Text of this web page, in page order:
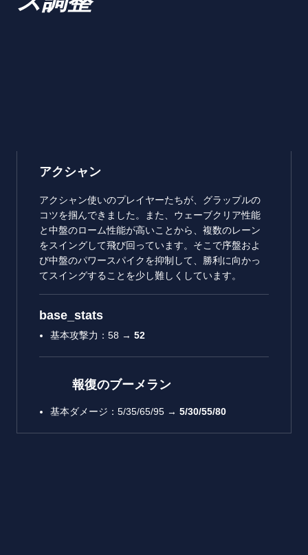
アクシャン
アクシャン使いのプレイヤーたちが、グラップルの
コツを掴んできました。また、ウェーブクリア性能
と中盤のローム性能が高いことから、複数のレーン
をスイングして飛び回っています。そこで序盤およ
び中盤のパワースパイクを抑制して、勝利に向かっ
てスイングすることを少し難しくしています。
base_stats
基本攻撃力：58 → 52
報復のブーメラン
基本ダメージ：5/35/65/95 → 5/30/55/80